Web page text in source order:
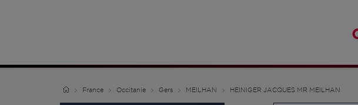
France Occitanie Gers MEILHAN HEINIGER JACQUES MR MEILHAN